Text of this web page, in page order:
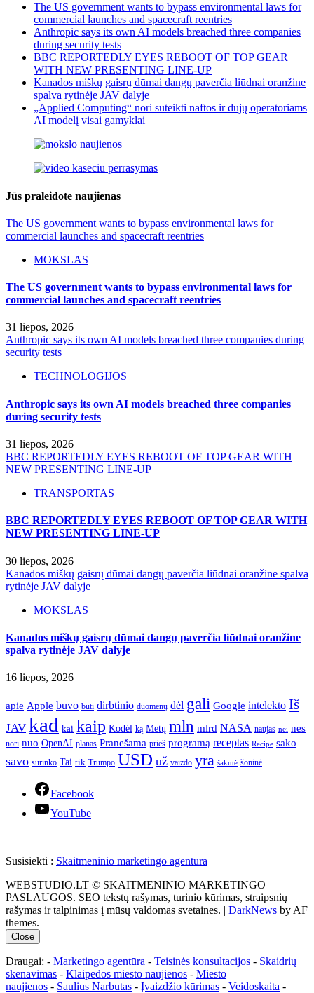
The US government wants to bypass environmental laws for
commercial launches and spacecraft reentries
Anthropic says its own AI models breached three companies
during security tests
BBC REPORTEDLY EYES REBOOT OF TOP GEAR
WITH NEW PRESENTING LINE-UP
Kanados miškų gaisrų dūmai dangų paverčia liūdnai oranžine
spalva rytinėje JAV dalyje
„Applied Computing“ nori suteikti naftos ir dujų operatoriams
AI modelį visai gamyklai
Jūs praleidote naujienas
The US government wants to bypass environmental laws for
commercial launches and spacecraft reentries
MOKSLAS
The US government wants to bypass environmental laws for
commercial launches and spacecraft reentries
31 liepos, 2026
Anthropic says its own AI models breached three companies during
security tests
TECHNOLOGIJOS
Anthropic says its own AI models breached three companies
during security tests
31 liepos, 2026
BBC REPORTEDLY EYES REBOOT OF TOP GEAR WITH
NEW PRESENTING LINE-UP
TRANSPORTAS
BBC REPORTEDLY EYES REBOOT OF TOP GEAR WITH
NEW PRESENTING LINE-UP
30 liepos, 2026
Kanados miškų gaisrų dūmai dangų paverčia liūdnai oranžine spalva
rytinėje JAV dalyje
MOKSLAS
Kanados miškų gaisrų dūmai dangų paverčia liūdnai oranžine
spalva rytinėje JAV dalyje
16 liepos, 2026
apie Apple buvo būti dirbtinio duomenų dėl gali Google intelekto Iš
JAV kad kai kaip Kodėl ką Metų mln mlrd NASA naujas nei nes
nori nuo OpenAI planas Pranešama prieš programą receptas Recipe sako
savo surinko Tai tik Trumpo USD už vaizdo yra šakutė šoninė
Facebook
YouTube
Susisiekti : Skaitmeninio marketingo agentūra
WEBSTUDIO.LT © SKAITMENINIO MARKETINGO
PASLAUGOS. SEO tekstų rašymas, turinio kūrimas, straipsnių
rašymas ir talpinimas į mūsų valdomas svetaines. | DarkNews by AF
themes.
Close
Draugai: - Marketingo agentūra - Teisinės konsultacijos - Skaidrių
skenavimas - Klaipedos miesto naujienos - Miesto
naujienos - Saulius Narbutas - Įvaizdžio kūrimas - Veidoskaita -